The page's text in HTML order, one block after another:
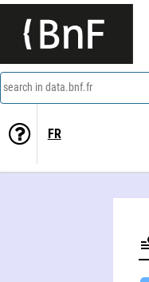
search in data.bnf.fr
FR